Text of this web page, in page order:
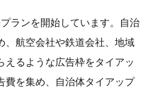
ランを開始しています。自治
、航空会社や鉄道会社、地域
るような広告枠をタイアッ
費を集め、自治体タイアップ